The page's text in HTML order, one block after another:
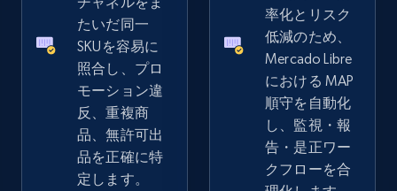
eBay - Collect records by category
URL, Product id, Title, Seller name, Seller rating,
Seller reviews, Breadcrumbs, Root category, and
more.
2.5K+ 359+ 今すぐ始める
たいだ同一
SKUを容易に
照合し、プロ
モーション違
反、重複商
品、無許可出
品を正確に特
定します。
率化とリスク
低減のため、
Mercado Libre
における MAP
順守を自動化
し、監視・報
告・是正ワー
クフローを合